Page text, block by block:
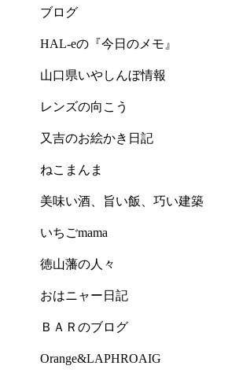
ブログ
HAL-eの『今日のメモ』
山口県いやしんぼ情報
レンズの向こう
又吉のお絵かき日記
ねこまんま
美味い酒、旨い飯、巧い建築
いちごmama
徳山藩の人々
おはニャー日記
ＢＡＲのブログ
Orange&LAPHROAIG